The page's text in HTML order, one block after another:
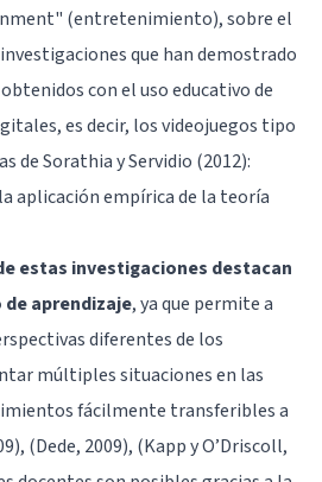
(entretenimiento), sobre el
que han demostrado
con el uso educativo de
es decir, los videojuegos tipo
de Sorathia y Servidio (2012):
aplicación empírica de la teoría
estas investigaciones destacan
aprendizaje, ya que permite a
diferentes de los
múltiples situaciones en las
fácilmente transferibles a
(Dede, 2009), (Kapp y O’Driscoll,